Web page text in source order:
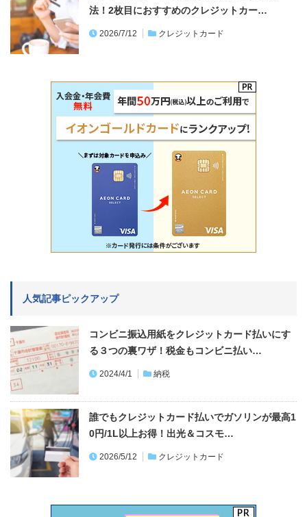
法！2枚目におすすめのクレジットカー…
2026/7/12 クレジットカード
人気記事ピックアップ
コンビニ振込用紙をクレジットカード払いにす
る３つの裏ワザ！税金もコンビニ払い…
2024/4/1 納税
誰でもクレジットカード払いでガソリンが最高1
0円/1L以上お得！出光＆コスモ…
2026/5/12 クレジットカード